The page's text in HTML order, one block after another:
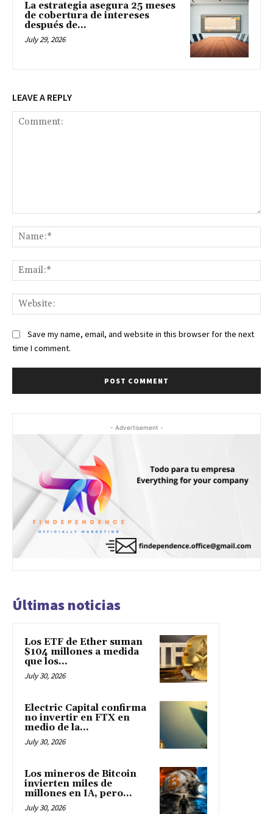
La estrategia asegura 25 meses
de cobertura de intereses
después de...
July 29, 2026
LEAVE A REPLY
Save my name, email, and website in this browser for the next
time I comment.
- Advertisement -
Últimas noticias
Los ETF de Ether suman
$104 millones a medida
que los...
July 30, 2026
Electric Capital confirma
no invertir en FTX en
medio de la...
July 30, 2026
Los mineros de Bitcoin
invierten miles de
millones en IA, pero...
July 30, 2026